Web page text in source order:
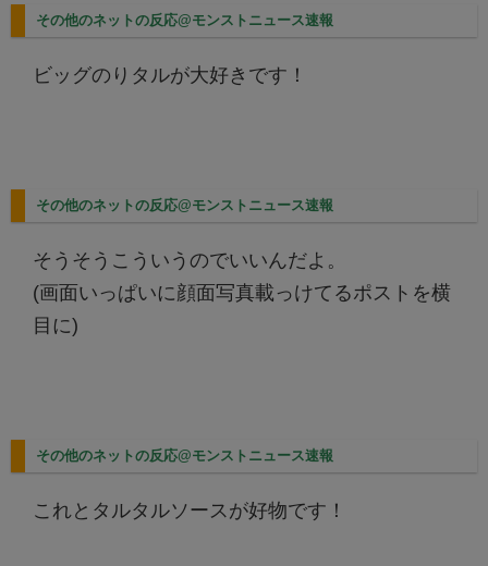
その他のネットの反応@モンストニュース速報
ビッグのりタルが大好きです！
その他のネットの反応@モンストニュース速報
そうそうこういうのでいいんだよ。
(画面いっぱいに顔面写真載っけてるポストを横
目に)
その他のネットの反応@モンストニュース速報
これとタルタルソースが好物です！